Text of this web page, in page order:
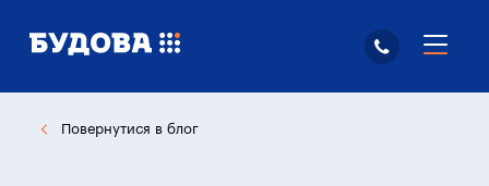
Повернутися в блог